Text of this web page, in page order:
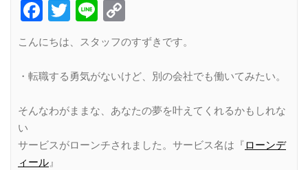
Facebook
Twitter
Line
Link
こんにちは、スタッフのすずきです。
・転職する勇気がないけど、別の会社でも働いてみたい。
そんなわがままな、あなたの夢を叶えてくれるかもしれな
い
サービスがローンチされました。サービス名は『ローンデ
ィール』